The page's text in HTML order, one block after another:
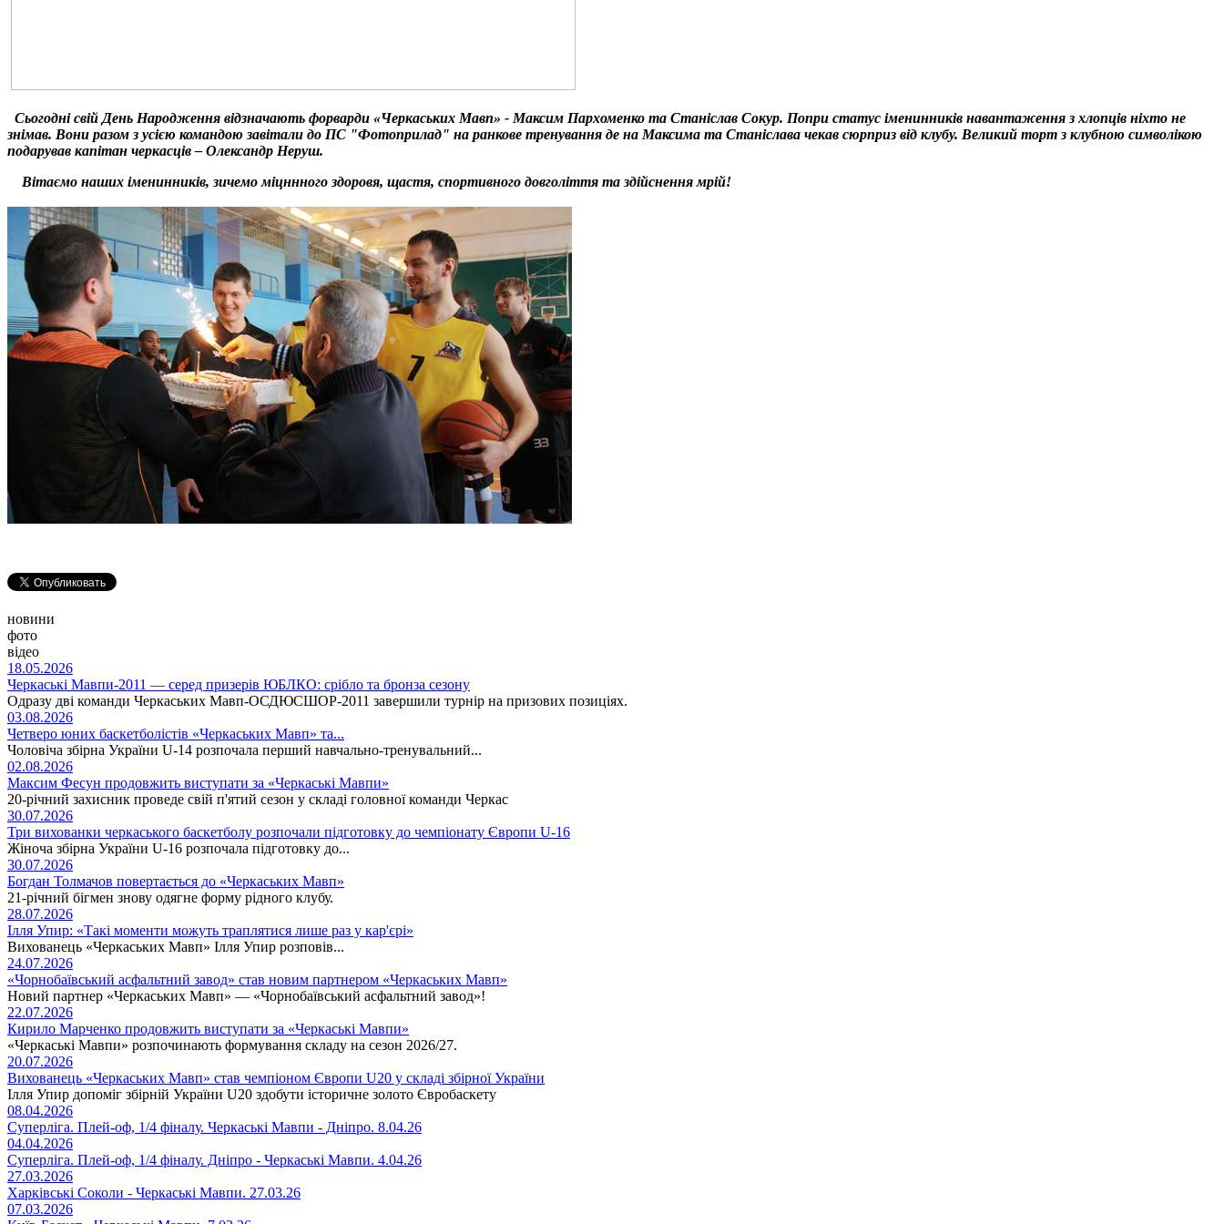
Сьогодні свій День Народження відзначають форварди «Черкаських Мавп» - Максим Пархоменко та Станіслав Сокур. Попри статус іменинників навантаження з хлопців ніхто не
знімав. Вони разом з усією командою завітали до ПС "Фотоприлад" на ранкове тренування де на Максима та Станіслава чекав сюрприз від клубу. Великий торт з клубною символікою
подарував капітан черкасців – Олександр Неруш.
Вітаємо наших іменинників, зичемо міцннного здоровя, щастя, спортивного довголіття та здійснення мрій!
новини
фото
відео
18.05.2026
Черкаські Мавпи-2011 — серед призерів ЮБЛКО: срібло та бронза сезону
Одразу дві команди Черкаських Мавп-ОСДЮСШОР-2011 завершили турнір на призових позиціях.
03.08.2026
Четверо юних баскетболістів «Черкаських Мавп» та...
Чоловіча збірна України U-14 розпочала перший навчально-тренувальний...
02.08.2026
Максим Фесун продовжить виступати за «Черкаські Мавпи»
20-річний захисник проведе свій п'ятий сезон у складі головної команди Черкас
30.07.2026
Три вихованки черкаського баскетболу розпочали підготовку до чемпіонату Європи U-16
Жіноча збірна України U-16 розпочала підготовку до...
30.07.2026
Богдан Толмачов повертається до «Черкаських Мавп»
21-річний бігмен знову одягне форму рідного клубу.
28.07.2026
Ілля Упир: «Такі моменти можуть траплятися лише раз у кар'єрі»
Вихованець «Черкаських Мавп» Ілля Упир розповів...
24.07.2026
«Чорнобаївський асфальтний завод» став новим партнером «Черкаських Мавп»
Новий партнер «Черкаських Мавп» — «Чорнобаївський асфальтний завод»!
22.07.2026
Кирило Марченко продовжить виступати за «Черкаські Мавпи»
«Черкаські Мавпи» розпочинають формування складу на сезон 2026/27.
20.07.2026
Вихованець «Черкаських Мавп» став чемпіоном Європи U20 у складі збірної України
Ілля Упир допоміг збірній України U20 здобути історичне золото Євробаскету
08.04.2026
Суперліга. Плей-оф, 1/4 фіналу. Черкаські Мавпи - Дніпро. 8.04.26
04.04.2026
Суперліга. Плей-оф, 1/4 фіналу. Дніпро - Черкаські Мавпи. 4.04.26
27.03.2026
Харківські Соколи - Черкаські Мавпи. 27.03.26
07.03.2026